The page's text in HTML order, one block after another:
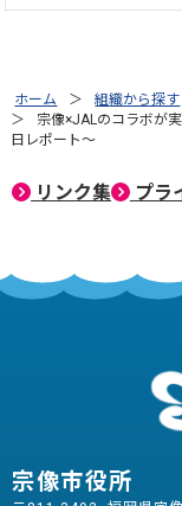
ホーム 組織から探す
宗像×JALのコラボが
日レポート～
リンク集 プラ
宗像市役所